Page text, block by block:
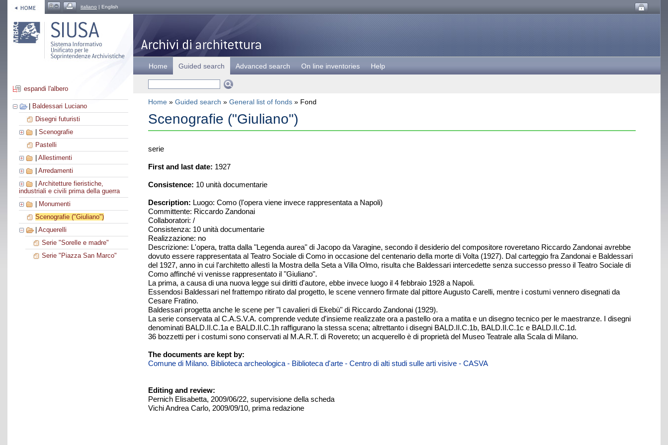
italiano | English
espandi l'albero
Baldessari Luciano
Disegni futuristi
Scenografie
Pastelli
Allestimenti
Arredamenti
Architetture fieristiche,
industriali e civili prima della guerra
Monumenti
Scenografie ("Giuliano")
Acquerelli
Serie "Sorelle e madre"
Serie "Piazza San Marco"
Home Guided search Advanced search On line inventories Help
Home » Guided search » General list of fonds » Fond
Scenografie ("Giuliano")
serie
First and last date: 1927
Consistence: 10 unità documentarie
Description: Luogo: Como (l'opera viene invece rappresentata a Napoli)
Committente: Riccardo Zandonai
Collaboratori: /
Consistenza: 10 unità documentarie
Realizzazione: no
Descrizione: L'opera, tratta dalla "Legenda aurea" di Jacopo da Varagine, secondo il desiderio del compositore roveretano Riccardo Zandonai avrebbe
dovuto essere rappresentata al Teatro Sociale di Como in occasione del centenario della morte di Volta (1927). Dal carteggio fra Zandonai e Baldessari
del 1927, anno in cui l'architetto allestì la Mostra della Seta a Villa Olmo, risulta che Baldessari intercedette senza successo presso il Teatro Sociale di
Como affinché vi venisse rappresentato il "Giuliano".
La prima, a causa di una nuova legge sui diritti d'autore, ebbe invece luogo il 4 febbraio 1928 a Napoli.
Essendosi Baldessari nel frattempo ritirato dal progetto, le scene vennero firmate dal pittore Augusto Carelli, mentre i costumi vennero disegnati da
Cesare Fratino.
Baldessari progetta anche le scene per "I cavalieri di Ekebù" di Riccardo Zandonai (1929).
La serie conservata al C.A.S.V.A. comprende vedute d'insieme realizzate ora a pastello ora a matita e un disegno tecnico per le maestranze. I disegni
denominati BALD.II.C.1a e BALD.II.C.1h raffigurano la stessa scena; altrettanto i disegni BALD.II.C.1b, BALD.II.C.1c e BALD.II.C.1d.
36 bozzetti per i costumi sono conservati al M.A.R.T. di Rovereto; un acquerello è di proprietà del Museo Teatrale alla Scala di Milano.
The documents are kept by:
Comune di Milano. Biblioteca archeologica - Biblioteca d'arte - Centro di alti studi sulle arti visive - CASVA
Editing and review:
Pernich Elisabetta, 2009/06/22, supervisione della scheda
Vichi Andrea Carlo, 2009/09/10, prima redazione